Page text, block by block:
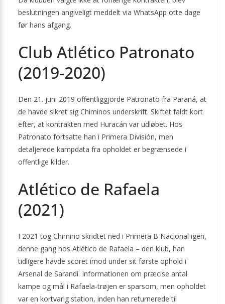
beslutningen angiveligt meddelt via WhatsApp otte dage
før hans afgang.
Club Atlético Patronato
(2019-2020)
Den 21. juni 2019 offentliggjorde Patronato fra Paraná, at
de havde sikret sig Chiminos underskrift. Skiftet faldt kort
efter, at kontrakten med Huracán var udløbet. Hos
Patronato fortsatte han i Primera División, men
detaljerede kampdata fra opholdet er begrænsede i
offentlige kilder.
Atlético de Rafaela
(2021)
I 2021 tog Chimino skridtet ned i Primera B Nacional igen,
denne gang hos Atlético de Rafaela – den klub, han
tidligere havde scoret imod under sit første ophold i
Arsenal de Sarandí. Informationen om præcise antal
kampe og mål i Rafaela-trøjen er sparsom, men opholdet
var en kortvarig station, inden han returnerede til